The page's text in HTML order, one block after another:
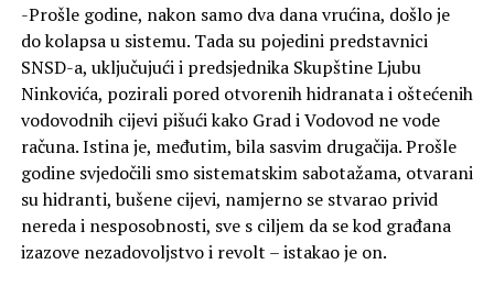
-Prošle godine, nakon samo dva dana vrućina, došlo je
do kolapsa u sistemu. Tada su pojedini predstavnici
SNSD-a, uključujući i predsjednika Skupštine Ljubu
Ninkovića, pozirali pored otvorenih hidranata i oštećenih
vodovodnih cijevi pišući kako Grad i Vodovod ne vode
računa. Istina je, međutim, bila sasvim drugačija. Prošle
godine svjedočili smo sistematskim sabotažama, otvarani
su hidranti, bušene cijevi, namjerno se stvarao privid
nereda i nesposobnosti, sve s ciljem da se kod građana
izazove nezadovoljstvo i revolt – istakao je on.